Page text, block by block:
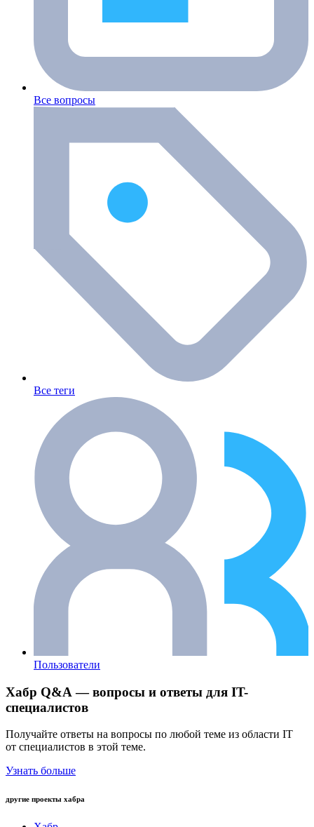
Все вопросы
Все теги
Пользователи
Хабр Q&A — вопросы и ответы для IT-
специалистов
Получайте ответы на вопросы по любой теме из области IT
от специалистов в этой теме.
Узнать больше
другие проекты хабра